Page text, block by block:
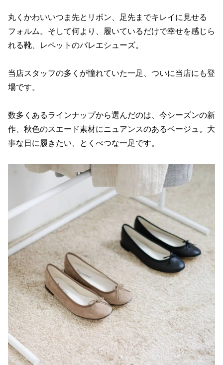
丸くかわいいつま先とリボン、足先までキレイに見せる
フォルム。そして何より、履いているだけで幸せを感じら
れる靴、レペットのバレエシューズ。
当店スタッフの多くが憧れていた一足、ついに当店にも登
場です。
数多くあるラインナップから選んだのは、今シーズンの新
作、秋色のスエード素材にニュアンスのあるベージュ。大
事な日に履きたい、とくべつな一足です。